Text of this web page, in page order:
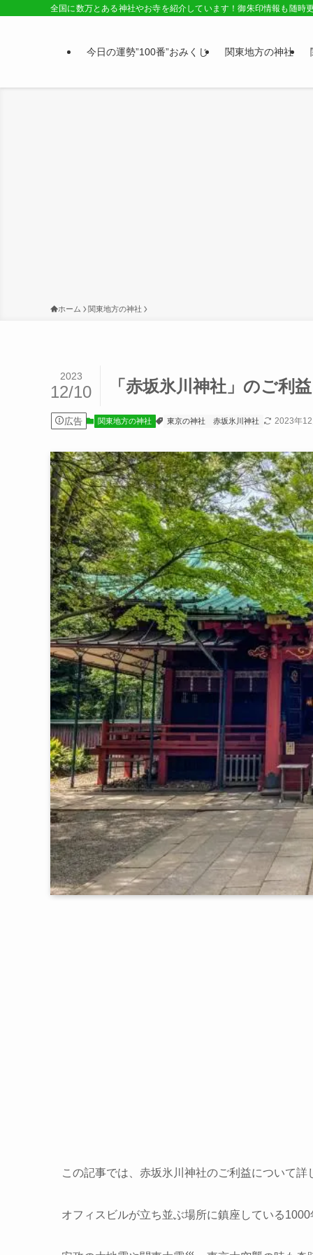
全国に数万とある神社やお寺を紹介しています！御朱印情報も随時
今日の運勢”100番”おみくじ 関東地方の神社
ホーム 関東地方の神社
「赤坂氷川神社」のご利
2023
12/10
広告 関東地方の神社 東京の神社 赤坂氷川神社 2023年
この記事では、赤坂氷川神社のご利益について詳
オフィスビルが立ち並ぶ場所に鎮座している